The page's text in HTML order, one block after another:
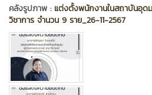
คลังรูปภาพ : แต่งตั้งพนักงานในสถาบันอุด
วิชาการ จำนวน 9 ราย_26-11-2567